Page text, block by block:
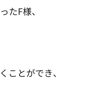
たF様、
ことができ、